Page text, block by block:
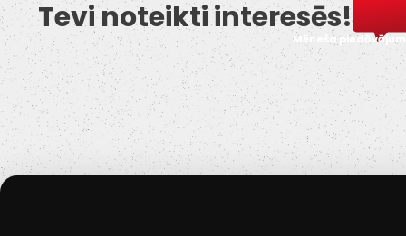
Tevi noteikti interesēs!
Mēneša piedāvājums